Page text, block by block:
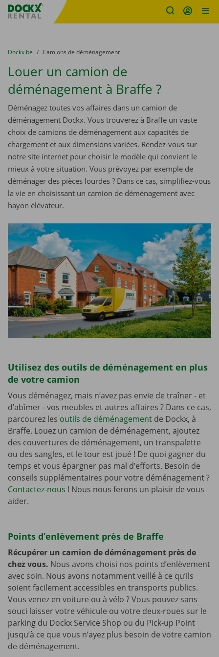
sitename
You are here:
du
Dockx.be to
Camions de déménagement
Louer un camion de
déménagement à Braffe ?
Déménagez toutes vos affaires dans un camion de
déménagement Dockx. Vous trouverez à Braffe un vaste
choix de camions de déménagement aux capacités de
chargement et aux dimensions variées. Rendez-vous sur
notre site internet pour choisir le modèle qui convient le
mieux à votre situation. Vous prévoyez par exemple de
déménager des pièces lourdes ? Dans ce cas, simplifiez-vous
la vie en choisissant un camion de déménagement avec
hayon élévateur.
Utilisez des outils de déménagement en plus
de votre camion
Vous déménagez, mais n’avez pas envie de traîner - et
d’abîmer - vos meubles et autres affaires ? Dans ce cas,
parcourez les outils de déménagement de Dockx, à
Braffe. Louez un camion de déménagement, ajoutez
des couvertures de déménagement, un transpalette
ou des sangles, et le tour est joué ! De quoi gagner du
temps et vous épargner pas mal d’efforts. Besoin de
conseils supplémentaires pour votre déménagement ?
Contactez-nous ! Nous nous ferons un plaisir de vous
aider.
Points d’enlèvement près de Braffe
Récupérer un camion de déménagement près de
chez vous. Nous avons choisi nos points d’enlèvement
avec soin. Nous avons notamment veillé à ce qu’ils
soient facilement accessibles en transports publics.
Vous venez en voiture ou à vélo ? Vous pouvez sans
souci laisser votre véhicule ou votre deux-roues sur le
parking du Dockx Service Shop ou du Pick-up Point
jusqu’à ce que vous n’ayez plus besoin de votre camion
de déménagement.